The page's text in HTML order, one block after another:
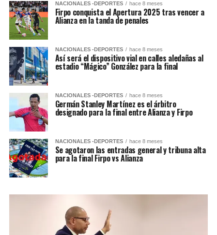
NACIONALES -DEPORTES hace 8 meses
Firpo conquista el Apertura 2025 tras vencer a
Alianza en la tanda de penales
NACIONALES -DEPORTES hace 8 meses
Así será el dispositivo vial en calles aledañas al
estadio “Mágico” González para la final
NACIONALES -DEPORTES hace 8 meses
Germán Stanley Martínez es el árbitro
designado para la final entre Alianza y Firpo
NACIONALES -DEPORTES hace 8 meses
Se agotaron las entradas general y tribuna alta
para la final Firpo vs Alianza